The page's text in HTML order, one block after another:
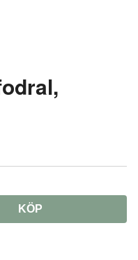
KÖP